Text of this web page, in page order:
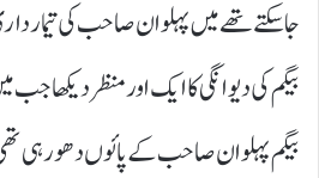
جا سکتے تھے میں پہلوان صاحب کی تیمار
بیگم کی دیوانگی کا ایک اور منظر دیکھا
بیگم پہلوان صاحب کے پائوں دھو رہی